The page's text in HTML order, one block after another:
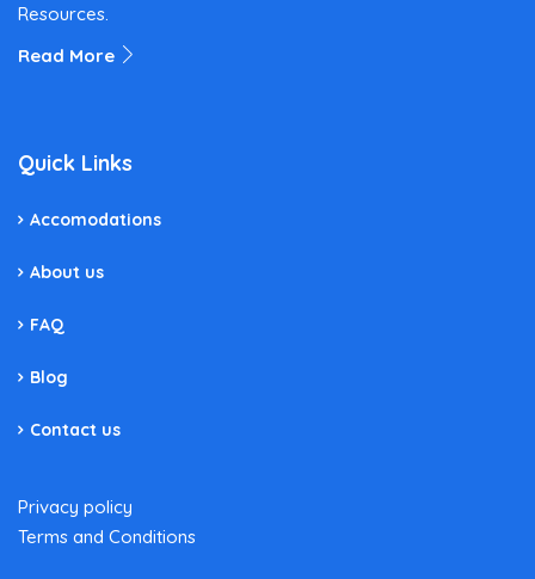
Resources.
Read More
Quick Links
Accomodations
About us
FAQ
Blog
Contact us
Privacy policy
Terms and Conditions